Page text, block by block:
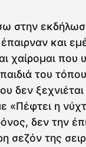
στην
και
χαίρομαι
του
δεν ξεχνιέται
«Πέφτει η
δεν την
σεζόν της